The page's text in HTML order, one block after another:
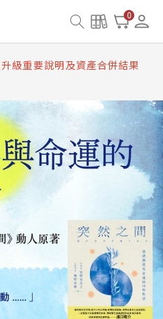
0
通常見問題
完成書櫃開通與資產合併申
級重要說明及資產合併結果
閱讀資產合併與書櫃開通申請